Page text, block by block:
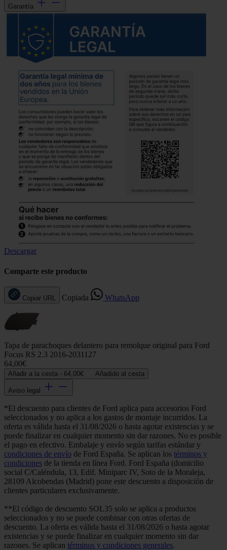
Garantía
Descargar
Comparte este producto
Copiar URL Copiada WhatsApp
Tapa de parachoques delantero para remolque original para Ford
Focus RS 2.3 2016-2031127
64,00€
Añadir a la cesta - 64,00€ Añadido al cesta
Aviso legal
*El descuento para clientes de Ford aplica para accesorios Ford
seleccionados y no aplica a los gastos de montaje incurridos. La
oferta es válida hasta el 31/08/2026 o hasta agotar existencias y se
puede finalizar en cualquier momento sin dar razones. No es posible
el pago en efectivo. Embalaje y envío según tarifas estándar y
condiciones de envío de Ford España. Se aplican los términos y
condiciones de la tienda en línea Ford. Ford España (domicilio
social C/Caléndula, 13, Edif. Miniparc IV, Soto de la Moraleja,
28109 Alcobendas (Madrid) pone este descuento a disposición de
clientes particulares exclusivamente.
**El código de descuento SOL35 solo se aplica a productos
seleccionados y no se puede combinar con otras ofertas de
descuento. La oferta es válida hasta el 31/08/2026 o hasta agotar
existencias y se puede finalizar en cualquier momento sin dar
razones. Se aplican términos y condiciones generales.